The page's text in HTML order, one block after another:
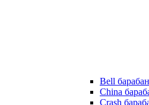
Bell
China
Crash